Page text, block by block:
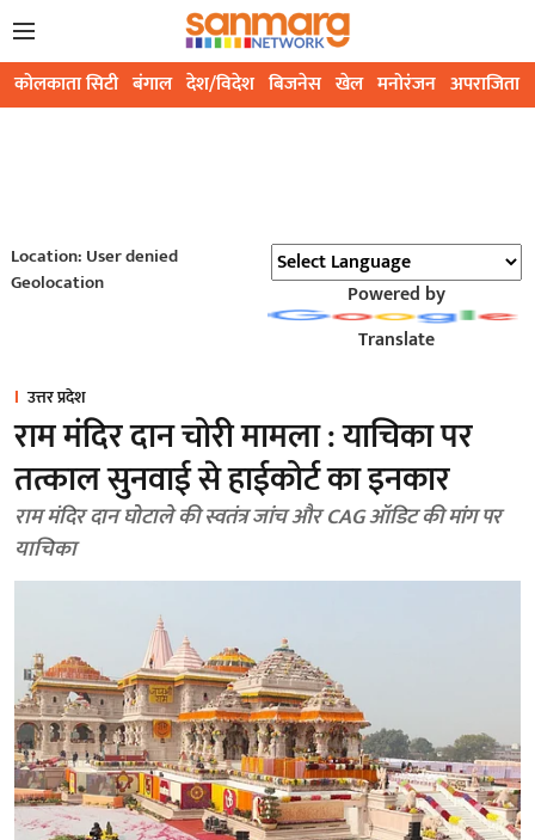
कोलकाता सिटी बंगाल देश/विदेश बिजनेस खेल मनोरंजन अपराजिता
Location: User denied
Geolocation
Powered by
Translate
उत्तर प्रदेश
राम मंदिर दान चोरी मामला : याचिका पर
तत्काल सुनवाई से हाईकोर्ट का इनकार
राम मंदिर दान घोटाले की स्वतंत्र जांच और CAG ऑडिट की मांग पर
याचिका